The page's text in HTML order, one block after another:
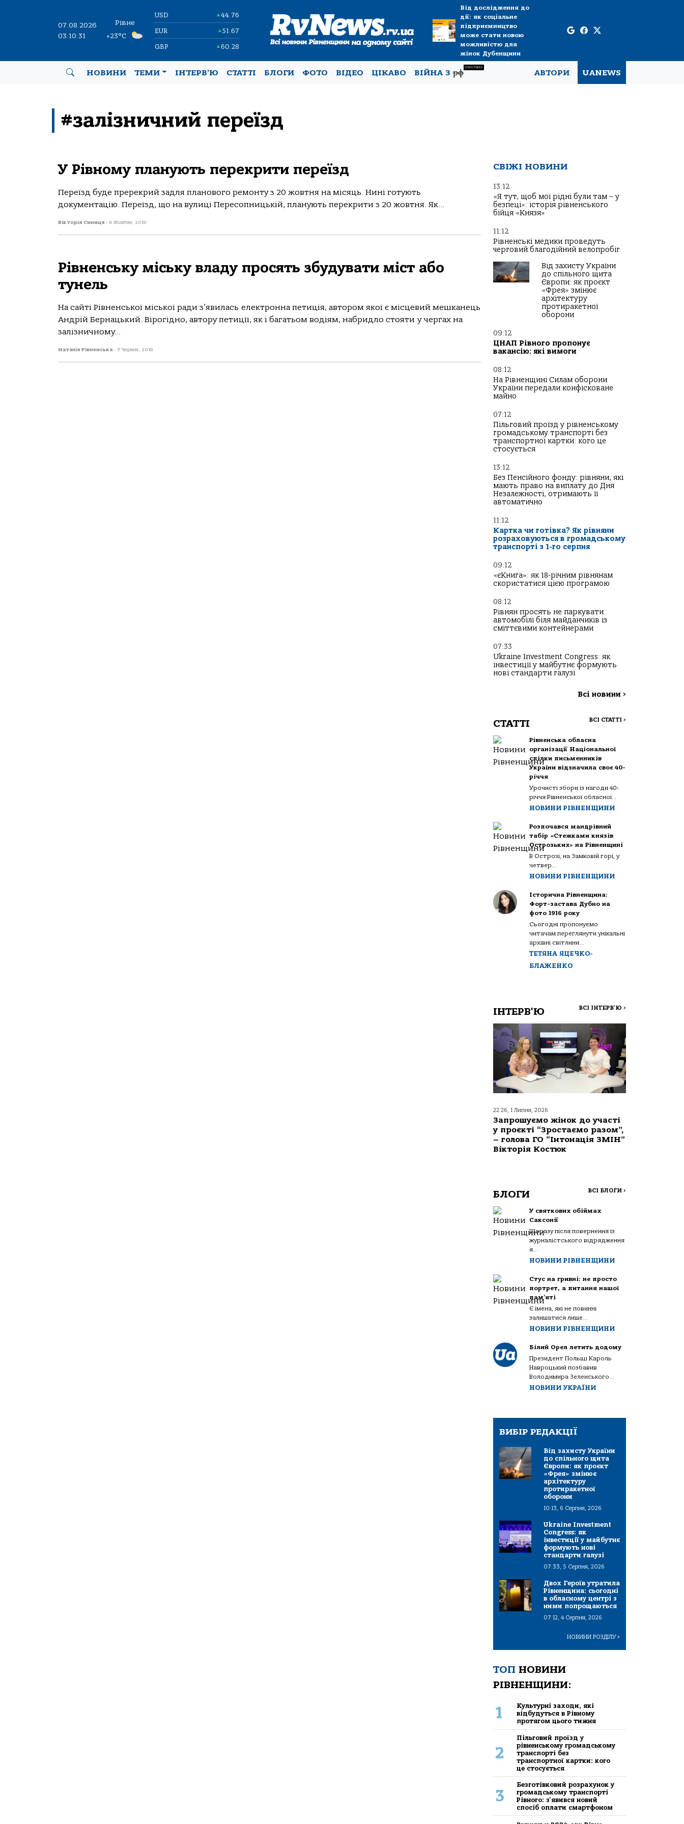
07.08.2026
03:10:31
Рівне
+23°C
USD ▲44.76
EUR ▲51.67
GBP ▲60.28
Від дослідження до
дії: як соціальне
підприємництво
може стати новою
можливістю для
жінок Дубенщини
НОВИНИ ТЕМИ ІНТЕРВ’Ю СТАТТІ БЛОГИ ФОТО ВІДЕО ЦІКАВО ВІЙНА Зрф
СПЕЦТЕМА
АВТОРИ UANEWS
#залізничний переїзд
У Рівному планують перекрити переїзд
Переїзд буде пререкрий задля планового ремонту з 20 жовтня на місяць. Нині готують
документацію. Переїзд, що на вулиці Пересопницькій, планують перекрити з 20 жовтня. Як...
Вікторія Синиця - 6 Жовтня, 2019
Рівненську міську владу просять збудувати міст або
тунель
На сайті Рівненської міської ради з’явилась електронна петиція, автором якої є місцевий мешканець
Андрій Бернацький. Вірогідно, автору петиції, як і багатьом водіям, набридло стояти у чергах на
залізничному...
Наталія Рівненська - 3 Червня, 2018
СВІЖІ НОВИНИ
13:12
«Я тут, щоб мої рідні були там – у
безпеці»: історія рівненського
бійця «Князя»
11:12
Рівненські медики проведуть
черговий благодійний велопробіг
Від захисту України
до спільного щита
Європи: як проєкт
«Фрея» змінює
архітектуру
протиракетної
оборони
09:12
ЦНАП Рівного пропонує
вакансію: які вимоги
08:12
На Рівненщині Силам оборони
України передали конфісковане
майно
07:12
Пільговий проїзд у рівненському
громадському транспорті без
транспортної картки: кого це
стосується
13:12
Без Пенсійного фонду: рівняни, які
мають право на виплату до Дня
Незалежності, отримають її
автоматично
11:12
Картка чи готівка? Як рівняни
розраховуються в громадському
транспорті з 1-го серпня
09:12
«єКнига»: як 18-річним рівнянам
скористатися цією програмою
08:12
Рівнян просять не паркувати
автомобілі біля майданчиків із
сміттєвими контейнерами
07:33
Ukraine Investment Congress: як
інвестиції у майбутнє формують
нові стандарти галузі
Всі новини >
СТАТТІ ВСІ СТАТТІ >
Рівненська обласна
організації Національної
спілки письменників
України відзначила своє 40-
річчя
Урочисті збори із нагоди 40-
річчя Рівненської обласної...
НОВИНИ РІВНЕНЩИНИ
Розпочався мандрівний
табір «Стежками князів
Острозьких» на Рівненщині
В Острозі, на Замковій горі, у
четвер...
НОВИНИ РІВНЕНЩИНИ
Історична Рівненщина:
Форт-застава Дубно на
фото 1916 року
Сьогодні пропонуємо
читачам переглянути унікальні
архівні світлини...
ТЕТЯНА ЯЦЕЧКО-
БЛАЖЕНКО
ІНТЕРВ'Ю ВСІ ІНТЕРВ'Ю >
22:26, 1 Липня, 2026
Запрошуємо жінок до участі
у проєкті “Зростаємо разом”,
– голова ГО “Інтонація ЗМІН”
Вікторія Костюк
БЛОГИ ВСІ БЛОГИ >
У святкових обіймах
Саксонії
Щоразу після повернення із
журналістського відрядження
я...
НОВИНИ РІВНЕНЩИНИ
Стус на гривні: не просто
портрет, а питання нашої
пам’яті
Є імена, які не повинні
залишатися лише...
НОВИНИ РІВНЕНЩИНИ
Білий Орел летить додому
Президент Польщі Кароль
Навроцький позбавив
Володимира Зеленського...
НОВИНИ УКРАЇНИ
ВИБІР РЕДАКЦІЇ
Від захисту України
до спільного щита
Європи: як проєкт
«Фрея» змінює
архітектуру
протиракетної
оборони
10:13, 6 Серпня, 2026
Ukraine Investment
Congress: як
інвестиції у майбутнє
формують нові
стандарти галузі
07:33, 5 Серпня, 2026
Двох Героїв утратила
Рівненщина: сьогодні
в обласному центрі з
ними попрощаються
07:12, 4 Серпня, 2026
НОВИНИ РОЗДІЛУ>
ТОП НОВИНИ
РІВНЕНЩИНИ:
1
Культурні заходи, які
відбудуться в Рівному
протягом цього тижня
2
Пільговий проїзд у
рівненському громадському
транспорті без
транспортної картки: кого
це стосується
3
Безготівковий розрахунок у
громадському транспорті
Рівного: з'явився новий
спосіб оплати смартфоном